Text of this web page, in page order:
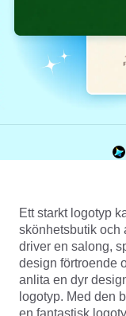
Ett starkt logotyp
skönhetsbutik och
driver en salong,
design förtroende
anlita en dyr
logotyp. Med den
en fantastisk